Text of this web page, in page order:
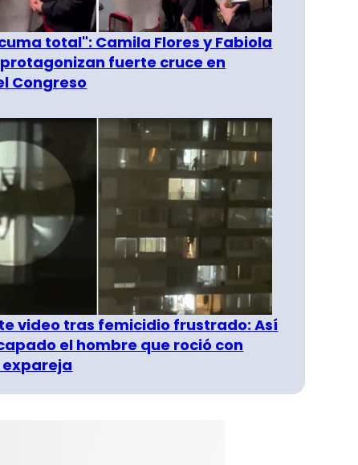
total": Camila Flores y Fabiola
fuerte cruce en
Congreso
video tras femicidio frustrado: Así
el hombre que roció con